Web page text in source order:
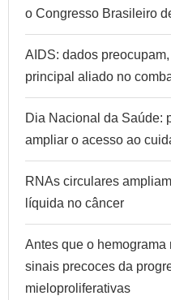
o Congresso Brasileiro
AIDS: dados
principal aliado no
Dia Nacional da Saúde:
ampliar o acesso ao
RNAs circulares
líquida no câncer
Antes que o
sinais precoces da
mieloproliferativas